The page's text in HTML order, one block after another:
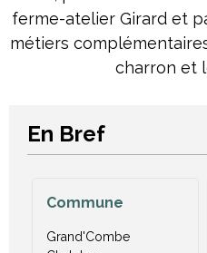
ferme-atelier Girard et
métiers
charron et
En Bref
Commune
Grand'Combe